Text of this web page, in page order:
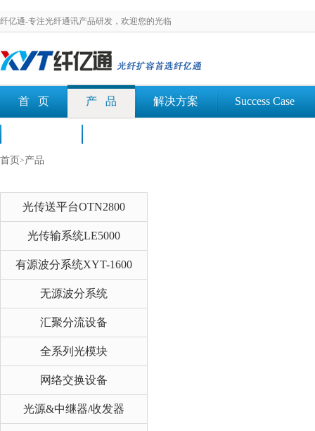
纤亿通-专注光纤通讯产品研发，欢迎您的光临
首 页 产 品 解决方案 Success Case
首页 >产品
光传送平台OTN2800
光传输系统LE5000
有源波分系统XYT-1600
无源波分系统
汇聚分流设备
全系列光模块
网络交换设备
光源&中继器/收发器